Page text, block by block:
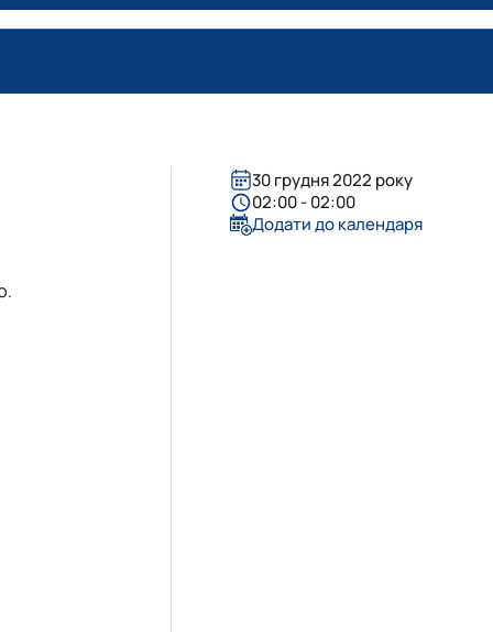
30 грудня 2022 року
02:00 - 02:00
Додати до календаря